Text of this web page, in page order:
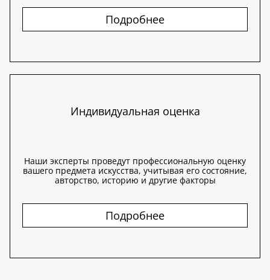
Подробнее
Индивидуальная оценка
Наши эксперты проведут профессиональную оценку
вашего предмета искусства, учитывая его состояние,
авторство, историю и другие факторы
Подробнее